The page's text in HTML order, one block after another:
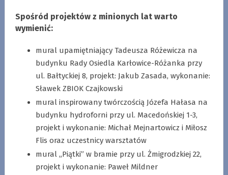
Spośród projektów z minionych lat warto
wymienić:
mural upamiętniający Tadeusza Różewicza na
budynku Rady Osiedla Karłowice-Różanka przy
ul. Bałtyckiej 8, projekt: Jakub Zasada, wykonanie:
Sławek ZBIOK Czajkowski
mural inspirowany twórczością Józefa Hałasa na
budynku hydroforni przy ul. Macedońskiej 1-3,
projekt i wykonanie: Michał Mejnartowicz i Miłosz
Flis oraz uczestnicy warsztatów
mural „Piątki” w bramie przy ul. Żmigrodzkiej 22,
projekt i wykonanie: Paweł Mildner